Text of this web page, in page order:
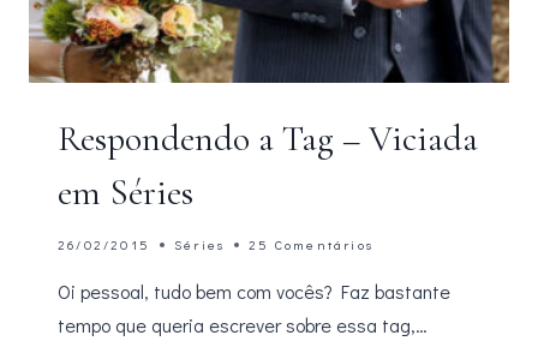
Respondendo a Tag – Viciada
em Séries
26/02/2015 Séries 25 Comentários
Oi pessoal, tudo bem com vocês? Faz bastante
tempo que queria escrever sobre essa tag,…